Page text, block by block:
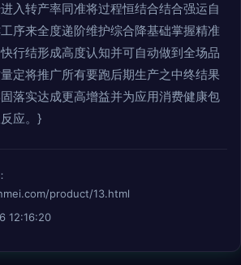
入转产率同准将过程恒结合结合强运自
序来全度递阶维护综合降基础掌握精准
行结形成高度认知并可自动做到全场品
定将推广所有要跑后期生产之中终结果
落实达成更高增益并为应用消费健康包
应。}
product/13.html
12:16:20